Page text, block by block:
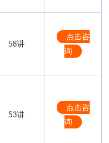
58讲
点击咨
询
53讲
点击咨
询